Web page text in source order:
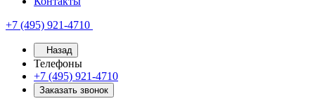
+7 (495) 921-4710
Назад
Телефоны
+7 (495) 921-4710
Заказать звонок